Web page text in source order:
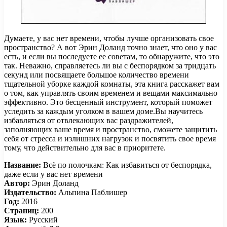
Думаете, у вас нет времени, чтобы лучше организовать свое
пространство? А вот Эрин Доланд точно знает, что оно у вас
есть, и если вы последуете ее советам, то обнаружите, что это
так. Неважно, справляетесь ли вы с беспорядком за тридцать
секунд или посвящаете большое количество времени
тщательной уборке каждой комнаты, эта книга расскажет вам
о том, как управлять своим временем и вещами максимально
эффективно. Это бесценный инструмент, который поможет
уследить за каждым уголком в вашем доме.Вы научитесь
избавляться от отвлекающих вас раздражителей,
заполняющих ваше время и пространство, сможете защитить
себя от стресса и излишних нагрузок и посвятить свое время
тому, что действительно для вас в приоритете.
Название: Всё по полочкам: Как избавиться от беспорядка,
даже если у вас нет времени
Автор: Эрин Доланд
Издательство: Альпина Паблишер
Год: 2016
Страниц: 200
Язык: Русский